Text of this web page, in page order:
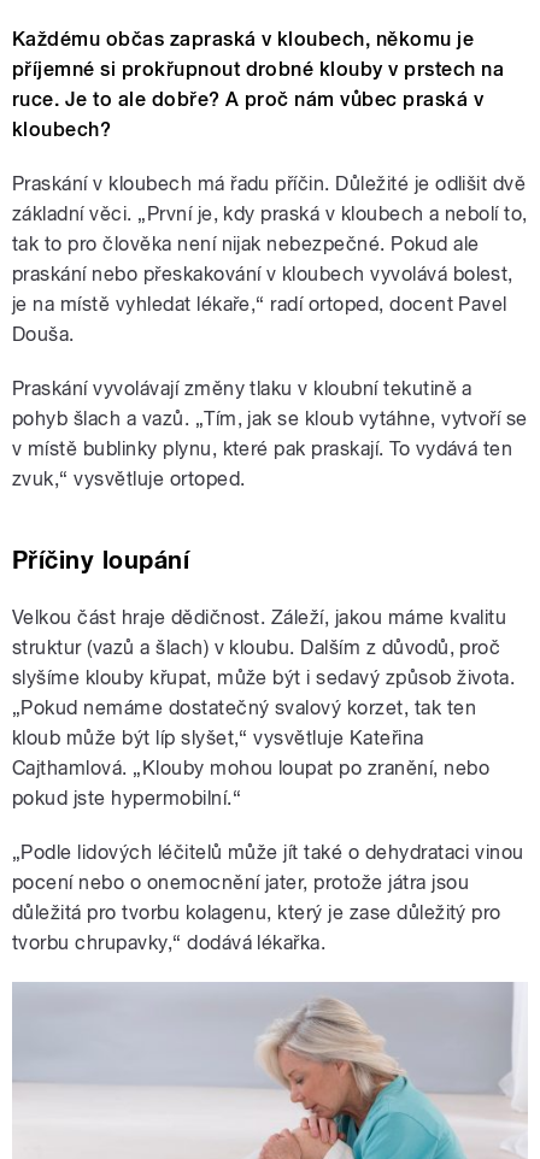
Každému občas zapraská v kloubech, někomu je
příjemné si prokřupnout drobné klouby v prstech na
ruce. Je to ale dobře? A proč nám vůbec praská v
kloubech?
Praskání v kloubech má řadu příčin. Důležité je odlišit dvě
základní věci. „První je, kdy praská v kloubech a nebolí to,
tak to pro člověka není nijak nebezpečné. Pokud ale
praskání nebo přeskakování v kloubech vyvolává bolest,
je na místě vyhledat lékaře,“ radí ortoped, docent Pavel
Douša.
Praskání vyvolávají změny tlaku v kloubní tekutině a
pohyb šlach a vazů. „Tím, jak se kloub vytáhne, vytvoří se
v místě bublinky plynu, které pak praskají. To vydává ten
zvuk,“ vysvětluje ortoped.
Příčiny loupání
Velkou část hraje dědičnost. Záleží, jakou máme kvalitu
struktur (vazů a šlach) v kloubu. Dalším z důvodů, proč
slyšíme klouby křupat, může být i sedavý způsob života.
„Pokud nemáme dostatečný svalový korzet, tak ten
kloub může být líp slyšet,“ vysvětluje Kateřina
Cajthamlová. „Klouby mohou loupat po zranění, nebo
pokud jste hypermobilní.“
„Podle lidových léčitelů může jít také o dehydrataci vinou
pocení nebo o onemocnění jater, protože játra jsou
důležitá pro tvorbu kolagenu, který je zase důležitý pro
tvorbu chrupavky,“ dodává lékařka.